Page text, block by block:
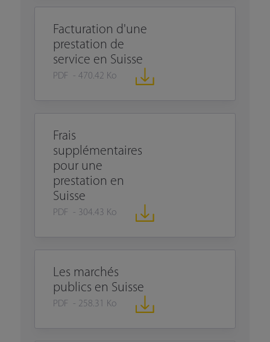
Facturation d'une
prestation de
service en Suisse
PDF - 470.42 Ko
Frais
supplémentaires
pour une
prestation en
Suisse
PDF - 304.43 Ko
Les marchés
publics en Suisse
PDF - 258.31 Ko